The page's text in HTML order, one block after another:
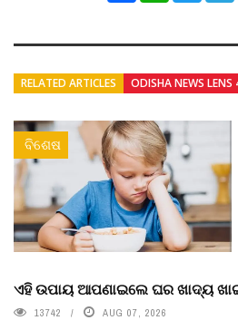
RELATED ARTICLES ODISHA NEWS LENS
ବିଶେଷ
ଏହି ଉପାୟ ଆପଣାଇଲେ ଘର ଖାଦ୍ୟ
13742 AUG 07, 2026